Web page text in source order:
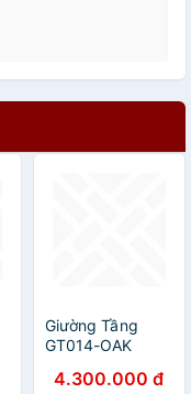
Giường Tầng
GT014-OAK
4.300.000 đ